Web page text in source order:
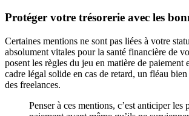
Protéger votre trésorerie avec les
Certaines mentions ne sont pas liées à votre
absolument vitales pour la santé financière de
posent les règles du jeu en matière de paiement
cadre légal solide en cas de retard, un fléau
des freelances.
Penser à ces mentions, c’est anticiper les